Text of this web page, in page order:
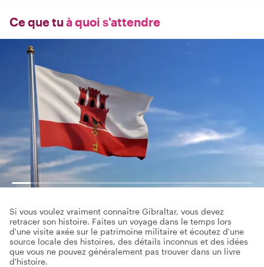
Ce que tu à quoi s'attendre
Si vous voulez vraiment connaître Gibraltar, vous devez
retracer son histoire. Faites un voyage dans le temps lors
d'une visite axée sur le patrimoine militaire et écoutez d'une
source locale des histoires, des détails inconnus et des idées
que vous ne pouvez généralement pas trouver dans un livre
d'histoire.